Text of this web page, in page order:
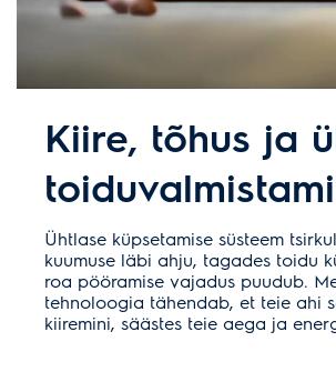
Kiire, tõhus ja
Ühtlase küpsetamise süsteem
kuumuse läbi ahju, tagades toidu
roa pööramise vajadus puudub.
tehnoloogia tähendab, et teie ahi
kiiremini, säästes teie aega ja